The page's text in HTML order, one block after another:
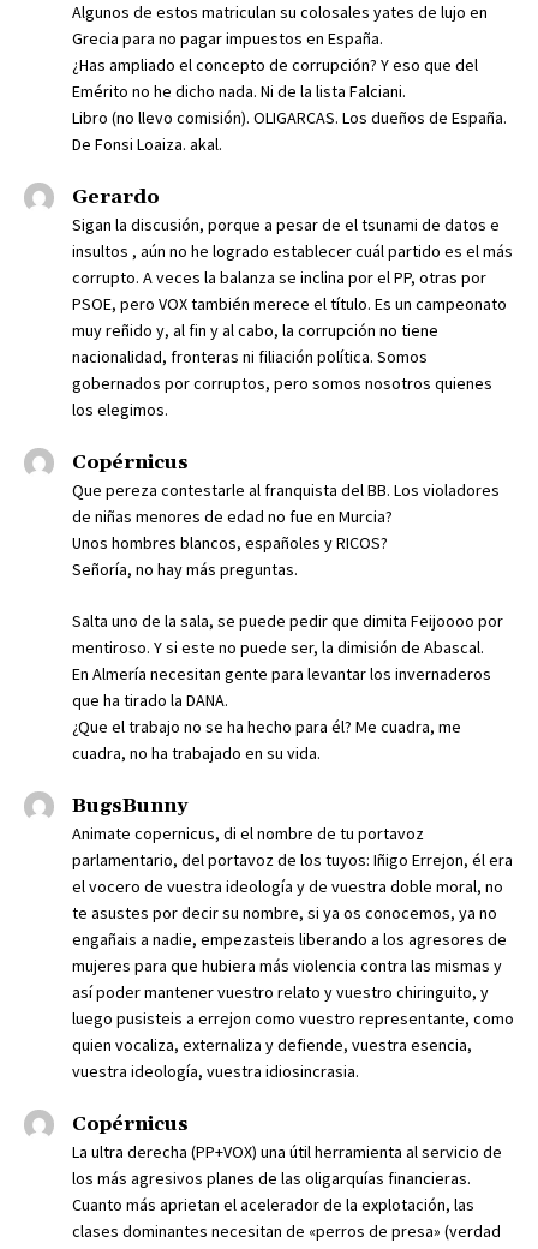
Algunos de estos matriculan su colosales yates de lujo en
Grecia para no pagar impuestos en España.
¿Has ampliado el concepto de corrupción? Y eso que del
Emérito no he dicho nada. Ni de la lista Falciani.
Libro (no llevo comisión). OLIGARCAS. Los dueños de España.
De Fonsi Loaiza. akal.
Gerardo
Sigan la discusión, porque a pesar de el tsunami de datos e
insultos , aún no he logrado establecer cuál partido es el más
corrupto. A veces la balanza se inclina por el PP, otras por
PSOE, pero VOX también merece el título. Es un campeonato
muy reñido y, al fin y al cabo, la corrupción no tiene
nacionalidad, fronteras ni filiación política. Somos
gobernados por corruptos, pero somos nosotros quienes
los elegimos.
Copérnicus
Que pereza contestarle al franquista del BB. Los violadores
de niñas menores de edad no fue en Murcia?
Unos hombres blancos, españoles y RICOS?
Señoría, no hay más preguntas.
Salta uno de la sala, se puede pedir que dimita Feijoooo por
mentiroso. Y si este no puede ser, la dimisión de Abascal.
En Almería necesitan gente para levantar los invernaderos
que ha tirado la DANA.
¿Que el trabajo no se ha hecho para él? Me cuadra, me
cuadra, no ha trabajado en su vida.
BugsBunny
Animate copernicus, di el nombre de tu portavoz
parlamentario, del portavoz de los tuyos: Iñigo Errejon, él era
el vocero de vuestra ideología y de vuestra doble moral, no
te asustes por decir su nombre, si ya os conocemos, ya no
engañais a nadie, empezasteis liberando a los agresores de
mujeres para que hubiera más violencia contra las mismas y
así poder mantener vuestro relato y vuestro chiringuito, y
luego pusisteis a errejon como vuestro representante, como
quien vocaliza, externaliza y defiende, vuestra esencia,
vuestra ideología, vuestra idiosincrasia.
Copérnicus
La ultra derecha (PP+VOX) una útil herramienta al servicio de
los más agresivos planes de las oligarquías financieras.
Cuanto más aprietan el acelerador de la explotación, las
clases dominantes necesitan de «perros de presa» (verdad